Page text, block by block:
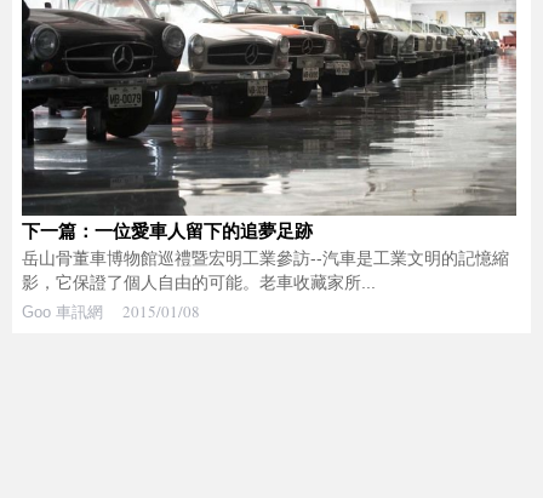
下一篇：一位愛車人留下的追夢足跡
岳山骨董車博物館巡禮暨宏明工業參訪--汽車是工業文明的記憶縮
影，它保證了個人自由的可能。老車收藏家所...
Goo 車訊網 2015/01/08